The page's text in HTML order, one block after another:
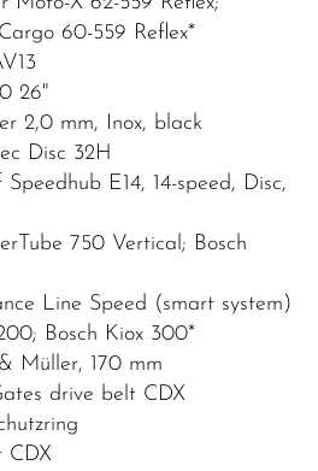
60-559 Reflex*
26"
2,0 mm, Inox, black
Disc 32H
E14, 14-speed, Disc,
750 Vertical; Bosch
Line Speed (smart system)
Bosch Kiox 300*
Müller, 170 mm
drive belt CDX
CDX